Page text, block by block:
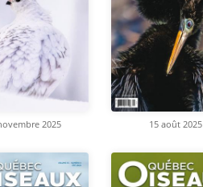
2025 15 août 2025